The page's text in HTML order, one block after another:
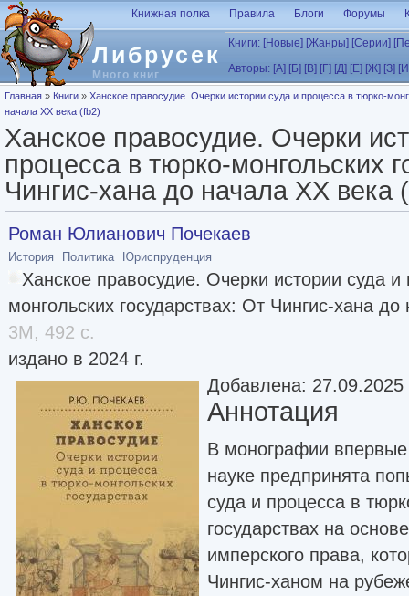
Перейти к основному содержанию
Либрусек
Много книг
Книжная полка Правила Блоги Форумы
Книги: [Новые] [Жанры] [Серии]
Авторы: [А] [Б] [В] [Г] [Д] [Е] [Ж] [З]
Вы здесь
Главная » Книги » Ханское правосудие. Очерки истории суда и процесса в тюрко-
начала XX века (fb2)
Ханское правосудие. Очерки
процесса в тюрко-монгольских
Чингис-хана до начала XX века
Роман Юлианович Почекаев
История Политика Юриспруденция
Ханское правосудие. Очерки истории суда и
монгольских государствах: От Чингис-хана
3M, 492 с.
издано в 2024 г.
Добавлена: 27.09.2025
Аннотация
В монографии
науке предпринята
суда и процесса в
государствах на
имперского права,
Чингис-ханом на